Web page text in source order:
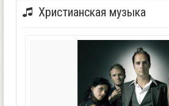
Христианская музыка